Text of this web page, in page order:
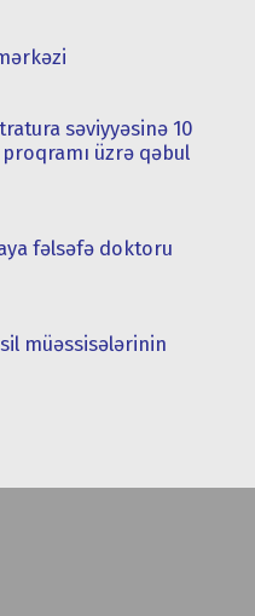
səviyyəsinə 10
üzrə qəbul
fəlsəfə doktoru
müəssisələrinin